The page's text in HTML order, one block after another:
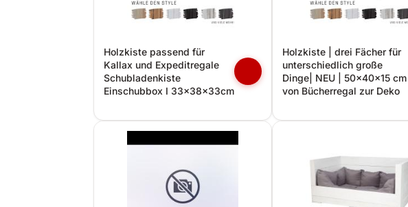
Holzkiste passend für
Kallax und Expeditregale
Schubladenkiste
Einschubbox I 33x38x33cm
Holzkiste | drei Fächer für
unterschiedlich große
Dinge| NEU | 50x40x15 cm |
von Bücherregal zur Deko